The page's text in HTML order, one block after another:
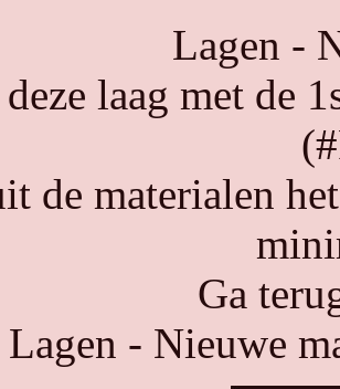
Lagen -
laag met de
de materialen
Ga
Lagen - Nieuwe